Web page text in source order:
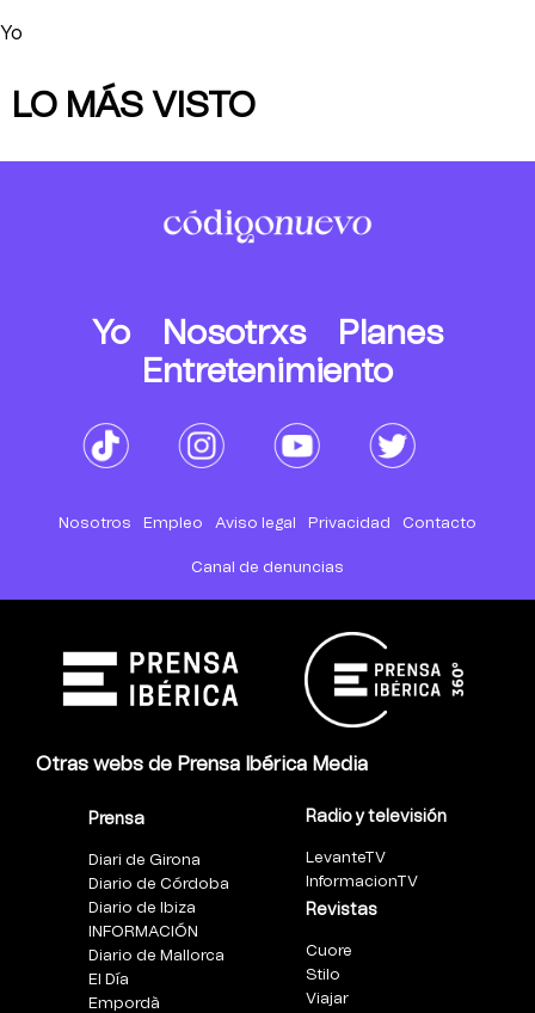
Yo
LO MÁS VISTO
Yo Nosotrxs
Planes
Entretenimiento
Nosotros Empleo Aviso legal Privacidad Contacto
Canal de denuncias
Otras webs de Prensa Ibérica Media
Prensa
Diari de Girona
Diario de Córdoba
Diario de Ibiza
INFORMACIÓN
Diario de Mallorca
El Día
Empordà
Radio y televisión
LevanteTV
InformacionTV
Revistas
Cuore
Stilo
Viajar